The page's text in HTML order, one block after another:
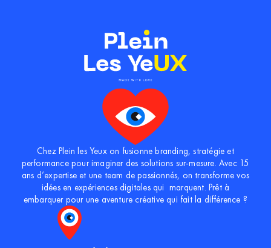
Chez Plein les Yeux on fusionne branding, stratégie et
performance pour imaginer des solutions sur-mesure. Avec 15
ans d’expertise et une team de passionnés, on transforme vos
idées en expériences digitales qui marquent. Prêt à
embarquer pour une aventure créative qui fait la différence ?